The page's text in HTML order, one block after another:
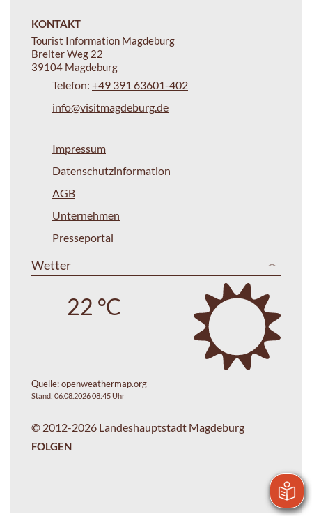
KONTAKT
Tourist Information Magdeburg
Breiter Weg 22
39104 Magdeburg
Telefon: +49 391 63601-402
info@visitmagdeburg.de
Impressum
Datenschutzinformation
AGB
Unternehmen
Presseportal
Wetter
22 °C
Quelle:openweathermap.org
Stand: 06.08.2026 08:45 Uhr
© 2012-2026 Landeshauptstadt Magdeburg
FOLGEN